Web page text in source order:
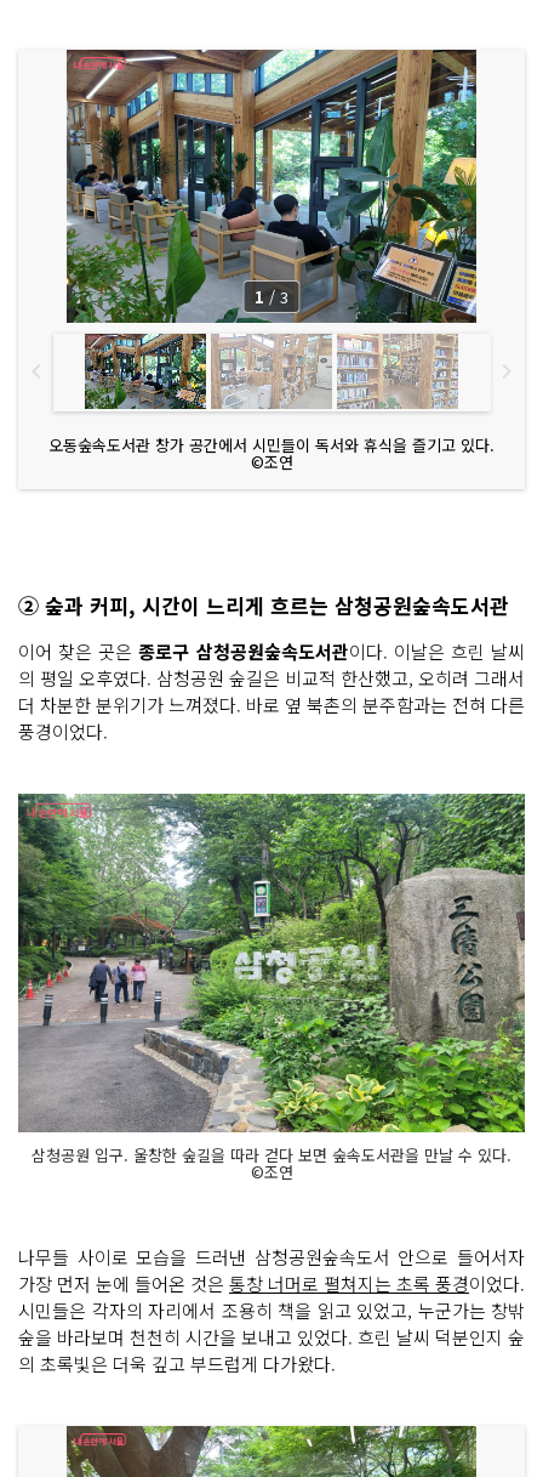
오동숲속도서관 창가 공간에서 시민들이 독서와 휴식을 즐기고 있다.
©조연
1 / 3
② 숲과 커피, 시간이 느리게 흐르는 삼청공원숲속도서관
이어 찾은 곳은종로구 삼청공원숲속도서관이다. 이날은 흐린 날씨
의 평일 오후였다. 삼청공원 숲길은 비교적 한산했고, 오히려 그래서
더 차분한 분위기가 느껴졌다. 바로 옆 북촌의 분주함과는 전혀 다른
풍경이었다.
삼청공원 입구. 울창한 숲길을 따라 걷다 보면 숲속도서관을 만날 수 있다.
©조연
나무들 사이로 모습을 드러낸 삼청공원숲속도서 안으로 들어서자
가장 먼저 눈에 들어온 것은 통창 너머로 펼쳐지는 초록 풍경이었다.
시민들은 각자의 자리에서 조용히 책을 읽고 있었고, 누군가는 창밖
숲을 바라보며 천천히 시간을 보내고 있었다. 흐린 날씨 덕분인지 숲
의 초록빛은 더욱 깊고 부드럽게 다가왔다.